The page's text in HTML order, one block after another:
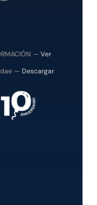
— Ver
— Descargar